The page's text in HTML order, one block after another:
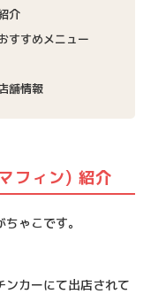
介
すすめメニュー
舗情報
フィン) 紹介
ゃこです。
ンカーにて出店されて